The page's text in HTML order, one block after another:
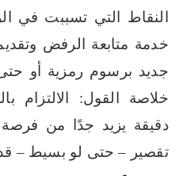
النقاط التي تسببت في
خدمة متابعة الرفض
جديد برسوم رمزية أو
خلاصة القول: الالتزام
دقيقة يزيد جدًا من
تقصير – حتى لو بسيط –